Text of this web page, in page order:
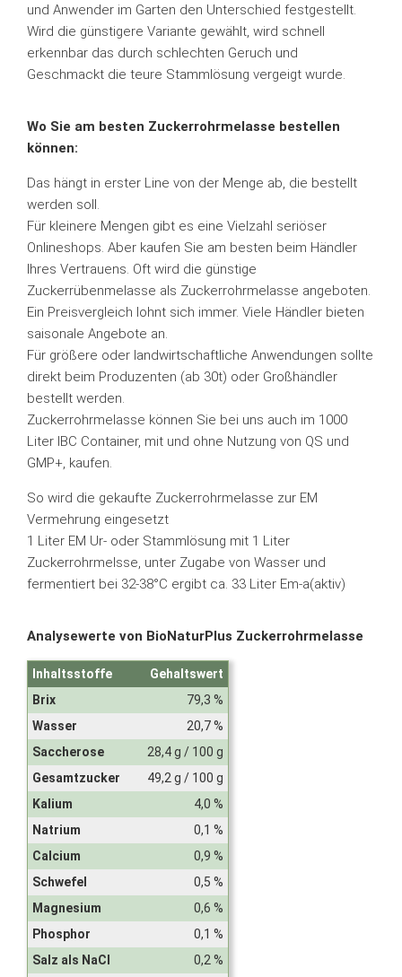
und Anwender im Garten den Unterschied festgestellt.
Wird die günstigere Variante gewählt, wird schnell
erkennbar das durch schlechten Geruch und
Geschmackt die teure Stammlösung vergeigt wurde.
Wo Sie am besten Zuckerrohrmelasse bestellen
können:
Das hängt in erster Line von der Menge ab, die bestellt
werden soll.
Für kleinere Mengen gibt es eine Vielzahl seriöser
Onlineshops. Aber kaufen Sie am besten beim Händler
Ihres Vertrauens. Oft wird die günstige
Zuckerrübenmelasse als Zuckerrohrmelasse angeboten.
Ein Preisvergleich lohnt sich immer. Viele Händler bieten
saisonale Angebote an.
Für größere oder landwirtschaftliche Anwendungen sollte
direkt beim Produzenten (ab 30t) oder Großhändler
bestellt werden.
Zuckerrohrmelasse können Sie bei uns auch im 1000
Liter IBC Container, mit und ohne Nutzung von QS und
GMP+, kaufen.
So wird die gekaufte Zuckerrohrmelasse zur EM
Vermehrung eingesetzt
1 Liter EM Ur- oder Stammlösung mit 1 Liter
Zuckerrohrmelsse, unter Zugabe von Wasser und
fermentiert bei 32-38°C ergibt ca. 33 Liter Em-a(aktiv)
Analysewerte von BioNaturPlus Zuckerrohrmelasse
Inhaltsstoffe
Gehaltswert
Brix
79,3 %
Wasser
20,7 %
Saccherose
28,4 g / 100 g
Gesamtzucker
49,2 g / 100 g
Kalium
4,0 %
Natrium
0,1 %
Calcium
0,9 %
Schwefel
0,5 %
Magnesium
0,6 %
Phosphor
0,1 %
Salz als NaCl
0,2 %